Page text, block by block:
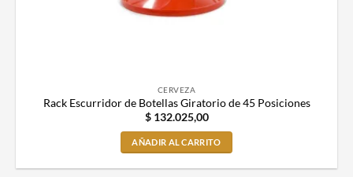
CERVEZA
Rack Escurridor de Botellas Giratorio de 45 Posiciones
$132.025,00
AÑADIR AL CARRITO